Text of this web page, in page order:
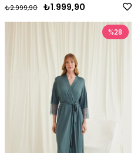
₺1.999,90
₺2.999,90
%28